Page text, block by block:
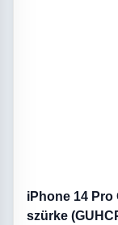
iPhone 14 Pro
szürke